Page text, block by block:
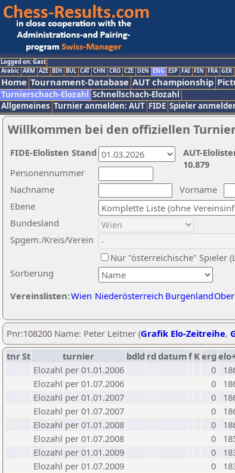
Logged on: Gast
Arabic ARM AZE BIH BUL CAT CHN CRO CZE DEN ENG ESP FAI FIN FRA GER
Home Tournament-Database AUT championship
Turnierschach-Elozahl Schnellschach-Elozahl
Allgemeines Turnier anmelden: AUT FIDE Spieler
Willkommen bei den offiziellen
Nachname
Vorname
Ebene
Sortierung
Personennummer
Bundesland
Spgem./Kreis/Verein
Nur "österreichische" Spieler
Vereinslisten:Wien Niederösterreich Burgenland
AUT-
10.879
FIDE-Elolisten Stand
Pnr:108200 Name: Peter Leitner (Grafik Elo-Zeitreihe,
tnrSt turnier bdld rd datumf Kerg
Elozahl per 01.01.2006
0
Elozahl per 01.07.2006
0
Elozahl per 01.01.2007
0
Elozahl per 01.07.2007
0
Elozahl per 01.01.2008
0
Elozahl per 01.07.2008
0
Elozahl per 01.01.2009
0
Elozahl per 01.07.2009
0